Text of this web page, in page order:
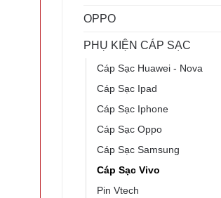
OPPO
PHỤ KIỆN CÁP SẠC
Cáp Sạc Huawei - Nova
Cáp Sạc Ipad
Cáp Sạc Iphone
Cáp Sạc Oppo
Cáp Sạc Samsung
Cáp Sạc Vivo
Pin Vtech